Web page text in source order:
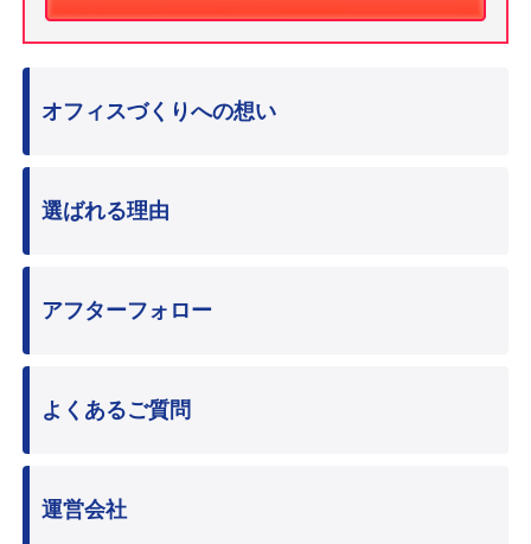
オフィスづくりへの想い
選ばれる理由
アフターフォロー
よくあるご質問
運営会社